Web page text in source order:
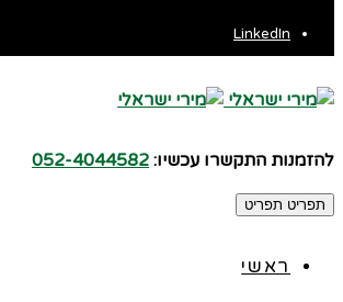
LinkedIn
להזמנות התקשרו עכשיו: 052-4044582
תפריט תפריט
ראשי